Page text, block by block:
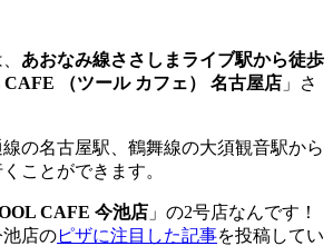
あおなみ線ささしまライブ駅から徒歩
（ツール カフェ） 名古屋店 」さ
の名古屋駅、鶴舞線の大須観音駅から
ことができます。
CAFE 今池店 」の2号店なんです！
店のピザに注目した記事を投稿してい